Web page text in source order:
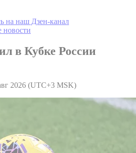
на наш Дзен-канал
новости
в Кубке России
2026 (UTC+3 MSK)